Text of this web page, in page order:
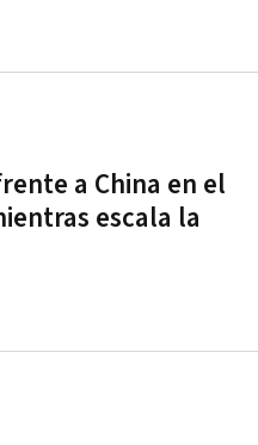
a China en el
escala la